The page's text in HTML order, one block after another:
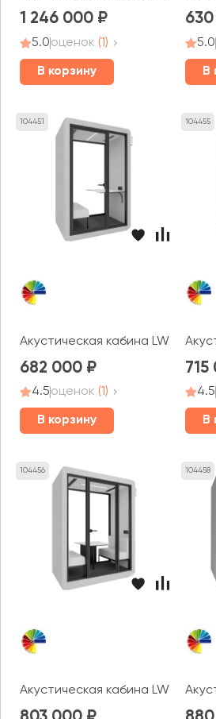
1 246 000
5.0оценок (1)
В корзину
5.0
В
104451
Акустическая кабина LWOP
682 000
4.5оценок (1)
В корзину
104455
715
4.5
В
104456
Акустическая кабина LWOP
104458